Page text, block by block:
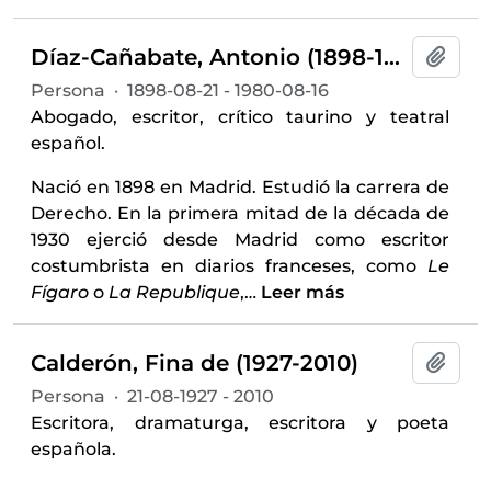
Díaz-Cañabate, Antonio (1898-1980)
Persona · 1898-08-21 - 1980-08-16
Abogado, escritor, crítico taurino y teatral
español.
Nació en 1898 en Madrid. Estudió la carrera de
Derecho. En la primera mitad de la década de
1930 ejerció desde Madrid como escritor
costumbrista en diarios franceses, como Le
Fígaro o La Republique,… Leer más
Calderón, Fina de (1927-2010)
Persona · 21-08-1927 - 2010
Escritora, dramaturga, escritora y poeta
española.